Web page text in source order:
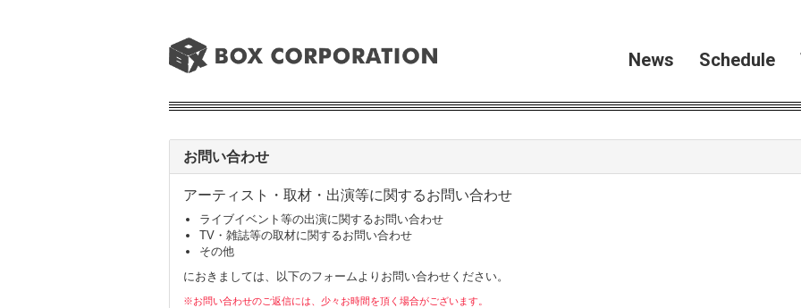
News Schedule
お問い合わせ
アーティスト・取材・出演等に関するお問い合わせ
ライブイベント等の出演に関するお問い合わせ
TV・雑誌等の取材に関するお問い合わせ
その他
におきましては、以下のフォームよりお問い合わせください。
※お問い合わせのご返信には、少々お時間を頂く場合がございます。